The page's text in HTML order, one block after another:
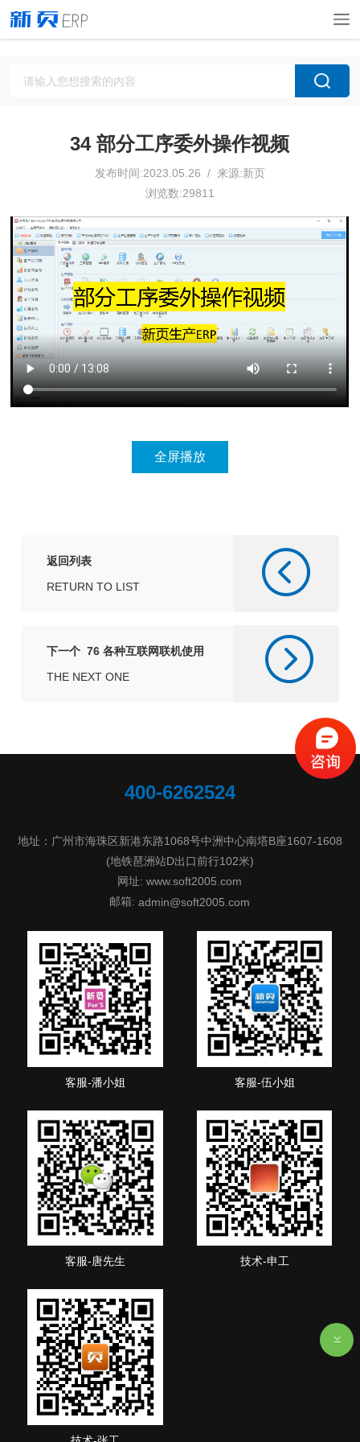
34 部分工序委外操作视频
发布时间:2023.05.26 / 来源:新页
浏览数:29811
返回列表
RETURN TO LIST
下一个 76 各种互联网联机使用
说明
THE NEXT ONE
400-6262524
地址：广州市海珠区新港东路1068号中洲中心南塔B座1607-1608
(地铁琶洲站D出口前行102米)
网址: www.soft2005.com
邮箱:admin@soft2005.com
客服-潘小姐 客服-伍小姐
客服-唐先生 技术-申工